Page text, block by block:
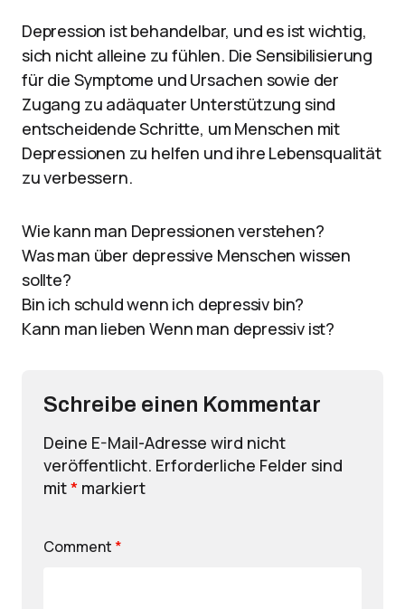
Depression ist behandelbar, und es ist wichtig,
sich nicht alleine zu fühlen. Die Sensibilisierung
für die Symptome und Ursachen sowie der
Zugang zu adäquater Unterstützung sind
entscheidende Schritte, um Menschen mit
Depressionen zu helfen und ihre Lebensqualität
zu verbessern.
Wie kann man Depressionen verstehen?
Was man über depressive Menschen wissen
sollte?
Bin ich schuld wenn ich depressiv bin?
Kann man lieben Wenn man depressiv ist?
Schreibe einen Kommentar
Deine E-Mail-Adresse wird nicht
veröffentlicht. Erforderliche Felder sind
mit* markiert
Comment *